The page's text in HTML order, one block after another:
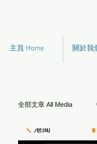
主頁 Home 關於我
全部文章 All Media